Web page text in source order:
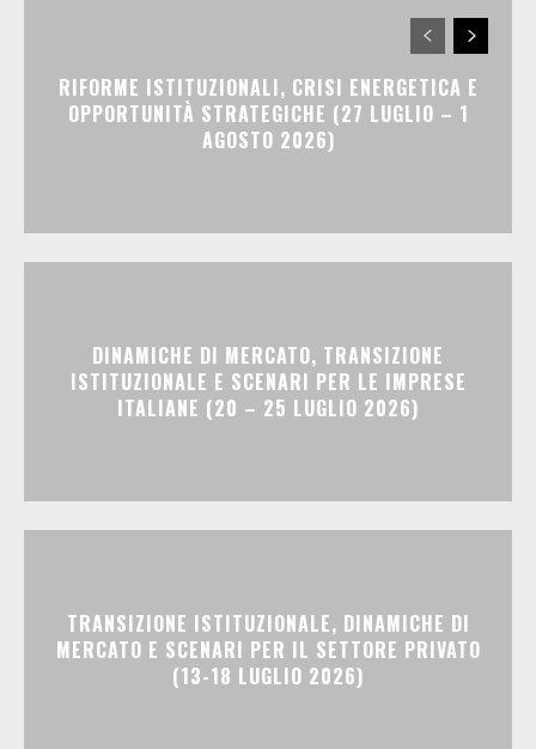
RIFORME ISTITUZIONALI, CRISI ENERGETICA E
OPPORTUNITÀ STRATEGICHE (27 LUGLIO – 1
AGOSTO 2026)
DINAMICHE DI MERCATO, TRANSIZIONE
ISTITUZIONALE E SCENARI PER LE IMPRESE
ITALIANE (20 – 25 LUGLIO 2026)
TRANSIZIONE ISTITUZIONALE, DINAMICHE DI
MERCATO E SCENARI PER IL SETTORE PRIVATO
(13-18 LUGLIO 2026)